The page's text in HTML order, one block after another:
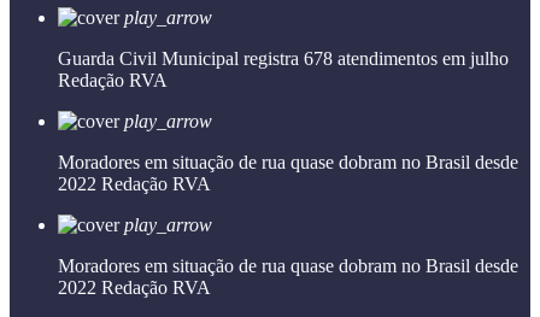
play_arrow
Guarda Civil Municipal registra 678 atendimentos em julho
Redação RVA
play_arrow
Moradores em situação de rua quase dobram no Brasil desde
2022 Redação RVA
play_arrow
Moradores em situação de rua quase dobram no Brasil desde
2022 Redação RVA